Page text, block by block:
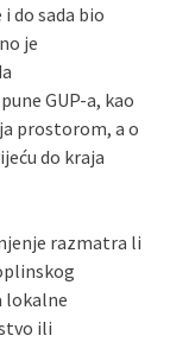
do sada bio
je
GUP-a, kao
prostorom, a o
do kraja
razmatra li
lokalne
ili